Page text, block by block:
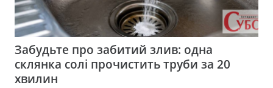
Забудьте про забитий злив: одна
склянка солі прочистить труби за 20
хвилин